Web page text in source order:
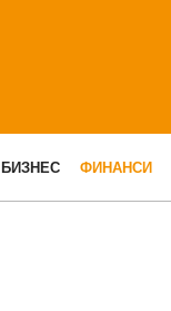
БИЗНЕС ФИНАНСИ